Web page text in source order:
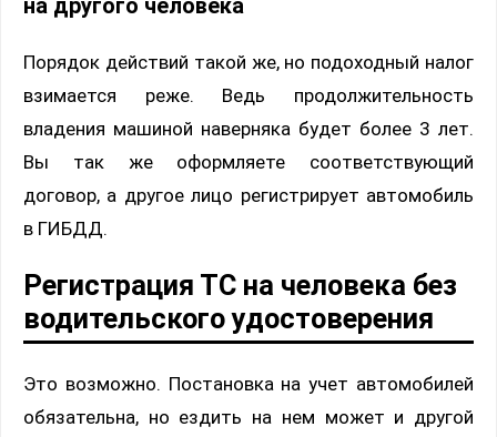
на другого человека
Порядок действий такой же, но подоходный налог
взимается реже. Ведь продолжительность
владения машиной наверняка будет более 3 лет.
Вы так же оформляете соответствующий
договор, а другое лицо регистрирует автомобиль
в ГИБДД.
Регистрация ТС на человека без
водительского удостоверения
Это возможно. Постановка на учет автомобилей
обязательна, но ездить на нем может и другой